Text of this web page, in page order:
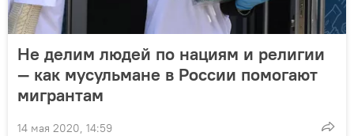
Не делим людей по нациям и религии
— как мусульмане в России помогают
мигрантам
14 мая 2020, 14:59